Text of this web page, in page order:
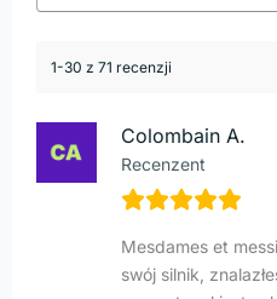
1-30 z 71 recenzji
Colombain A.
Recenzent
Mesdames et
swój silnik,